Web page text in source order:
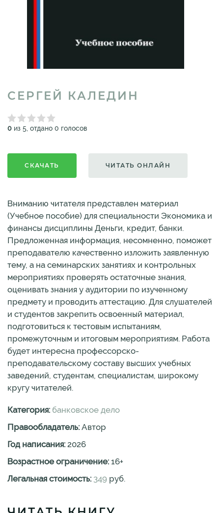
СЕРГЕЙ КАЛЕДИН
0 из 5, отдано 0 голосов
СКАЧАТЬ ЧИТАТЬ ОНЛАЙН
Вниманию читателя представлен материал
(Учебное пособие) для специальности Экономика и
финансы дисциплины Деньги, кредит, банки.
Предложенная информация, несомненно, поможет
преподавателю качественно изложить заявленную
тему, а на семинарских занятиях и контрольных
мероприятиях проверять остаточные знания,
оценивать знания у аудитории по изученному
предмету и проводить аттестацию. Для слушателей
и студентов закрепить освоенный материал,
подготовиться к тестовым испытаниям,
промежуточным и итоговым мероприятиям. Работа
будет интересна профессорско-
преподавательскому составу высших учебных
заведений, студентам, специалистам, широкому
кругу читателей.
Категория: банковское дело
Правообладатель: Автор
Год написания: 2026
Возрастное ограничение: 16+
Легальная стоимость: 349 руб.